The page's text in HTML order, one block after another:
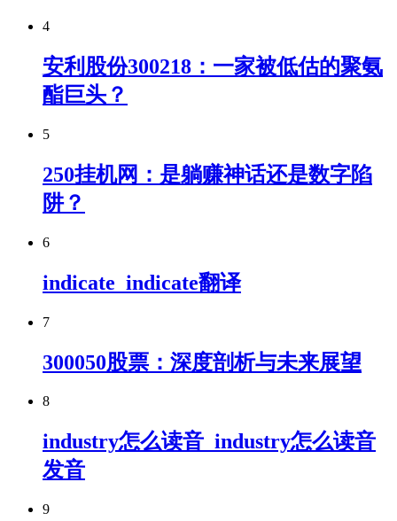
4
安利股份300218：一家被低估的聚氨
酯巨头？
5
250挂机网：是躺赚神话还是数字陷
阱？
6
indicate_indicate翻译
7
300050股票：深度剖析与未来展望
8
industry怎么读音_industry怎么读音
发音
9